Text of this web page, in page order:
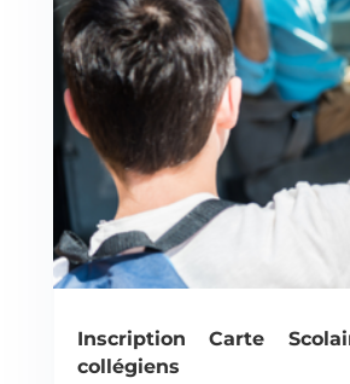
Inscription Carte
collégiens